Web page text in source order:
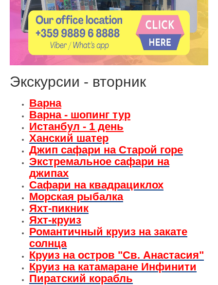
Экскурсии - вторник
Варна
Варна - шопинг тур
Истанбул - 1 день
Ханский шатер
Джип сафари на Старой горе
Экстремальное сафари на
джипах
Сафари на квадрациклох
Морская рыбалка
Яхт-пикник
Яхт-круиз
Романтичный круиз на закате
солнца
Круиз на остров "Св. Анастасия"
Круиз на катамаране Инфинити
Пиратский корабль